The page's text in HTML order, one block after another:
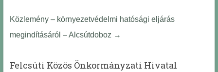
Közlemény – környezetvédelmi hatósági eljárás
megindításáról – Alcsútdoboz →
Felcsúti Közös Önkormányzati Hivatal